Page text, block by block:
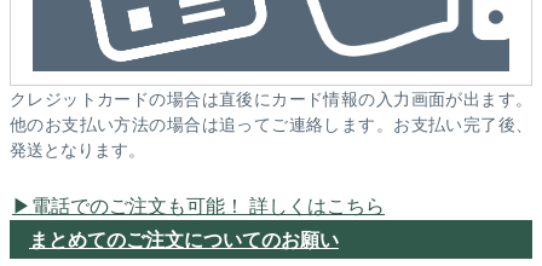
クレジットカードの場合は直後にカード情報の入力画面が出ます。
他のお支払い方法の場合は追ってご連絡します。お支払い完了後、
発送となります。
電話でのご注文も可能！ 詳しくはこちら
まとめてのご注文についてのお願い